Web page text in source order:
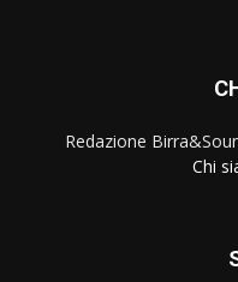
Redazione
Chi